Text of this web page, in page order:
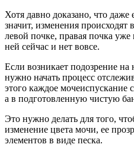
Хотя давно доказано, что даже
значит, изменения происходят
левой почке, правая почка уже
ней сейчас и нет вовсе.
Если возникает подозрение
нужно начать процесс
этого каждое мочеиспускание
а в подготовленную чистую
Это нужно делать для того,
изменение цвета мочи, ее
элементов в виде песка.